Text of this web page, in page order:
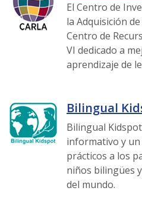
El Centro de
la Adquisición
Centro de
VI dedicado a
aprendizaje de
Bilingual
Bilingual
informativo y
prácticos a los
niños bilingües
del mundo.